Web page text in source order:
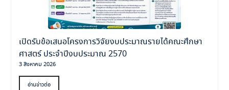
เปิดรับข้อเสนอโครงการวิจัยงบประมาณรายได้คณะศึกษา
ศาสตร์ ประจำปีงบประมาณ 2570
3 สิงหาคม 2026
อ่านข่าวต่อ